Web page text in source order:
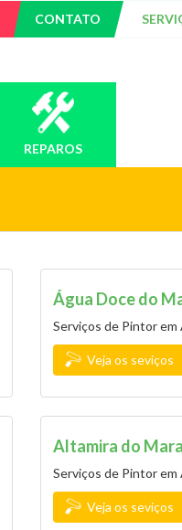
CONTATO
REPAROS
Água Doce do
Serviços de Pintor em
Veja os seviços
Altamira do
Serviços de Pintor em
Veja os seviços